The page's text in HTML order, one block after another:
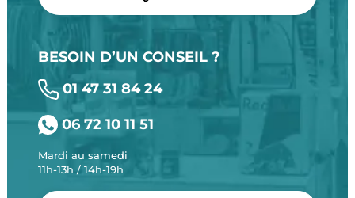
BESOIN D’UN CONSEIL ?
01 47 31 84 24
06 72 10 11 51
Mardi au samedi
11h-13h / 14h-19h